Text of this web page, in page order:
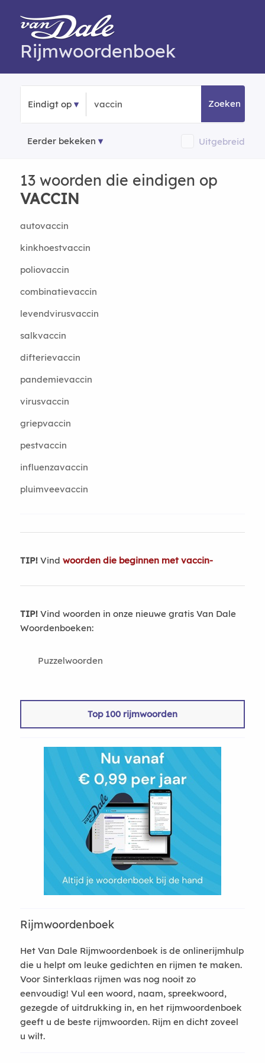
Rijmwoordenboek
Eindigt op Zoeken
Eerder bekeken Uitgebreid
13 woorden die eindigen op
VACCIN
autovaccin
kinkhoestvaccin
poliovaccin
combinatievaccin
levendvirusvaccin
salkvaccin
difterievaccin
pandemievaccin
virusvaccin
griepvaccin
pestvaccin
influenzavaccin
pluimveevaccin
TIP!Vind woorden die beginnen met vaccin-
TIP!Vind woorden in onze nieuwe gratis Van Dale
Woordenboeken:
Puzzelwoorden
Top 100 rijmwoorden
Rijmwoordenboek
Het Van Dale Rijmwoordenboek is de onlinerijmhulp
die u helpt om leuke gedichten en rijmen te maken.
Voor Sinterklaas rijmen was nog nooit zo
eenvoudig! Vul een woord, naam, spreekwoord,
gezegde of uitdrukking in, en het rijmwoordenboek
geeft u de beste rijmwoorden. Rijm en dicht zoveel
u wilt.